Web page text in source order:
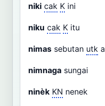
niki cak K ini
niku cak K itu
nimas sebutan utk
nimnaga sungai
ninèk KN nenek